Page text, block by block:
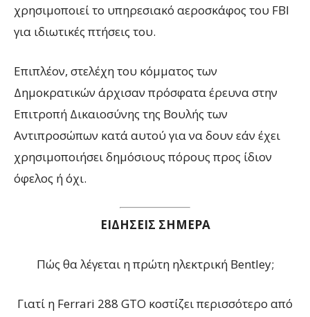
χρησιμοποιεί το υπηρεσιακό αεροσκάφος του FBI
για ιδιωτικές πτήσεις του.
Επιπλέον, στελέχη του κόμματος των
Δημοκρατικών άρχισαν πρόσφατα έρευνα στην
Επιτροπή Δικαιοσύνης της Βουλής των
Αντιπροσώπων κατά αυτού για να δουν εάν έχει
χρησιμοποιήσει δημόσιους πόρους προς ίδιον
όφελος ή όχι.
ΕΙΔΗΣΕΙΣ ΣΗΜΕΡΑ
Πώς θα λέγεται η πρώτη ηλεκτρική Bentley;
Γιατί η Ferrari 288 GTO κοστίζει περισσότερο από